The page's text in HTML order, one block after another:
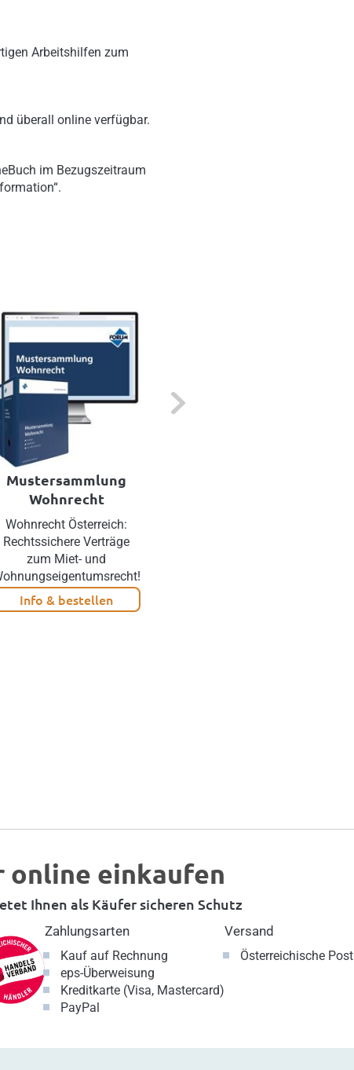
Arbeitshilfen zum
überall online verfügbar.
im Bezugszeitraum
Mustersammlung
Wohnrecht
Wohnrecht Österreich:
Rechtssichere Verträge
zum Miet- und
Info & bestellen
online einkaufen
Ihnen als Käufer sicheren Schutz
Zahlungsarten
Kauf auf Rechnung
eps-Überweisung
Kreditkarte (Visa, Mastercard)
PayPal
Versand
Österreichische Post